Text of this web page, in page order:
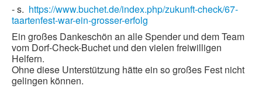
- s. https://www.buchet.de/index.php/zukunft-check/67-
taartenfest-war-ein-grosser-erfolg
Ein großes Dankeschön an alle Spender und dem Team
vom Dorf-Check-Buchet und den vielen freiwilligen
Helfern.
Ohne diese Unterstützung hätte ein so großes Fest nicht
gelingen können.